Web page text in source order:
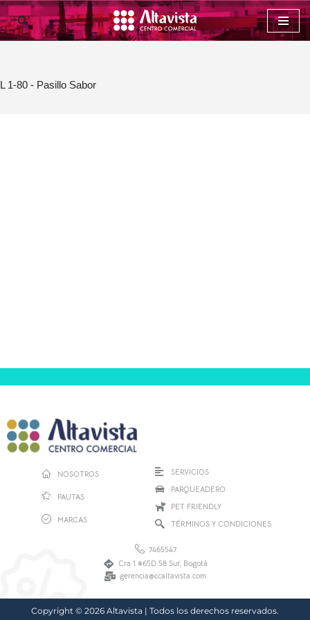
Saltar
L 1-80 - Pasillo Sabor
NOSOTROS
PAUTAS
MARCAS
SERVICIOS
PARQUEADERO
PET FRIENDLY
TÉRMINOS Y CONDICIONES
7465547
Cra 1 #65D 58 Sur, Bogotá
gerencia@ccaltavista.com
Copyright © 2026 Altavista | Todos los derechos reservados.